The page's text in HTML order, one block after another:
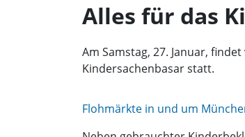
Alles für das
Am Samstag, 27. Januar,
Kindersachenbasar statt.
Flohmärkte in und um